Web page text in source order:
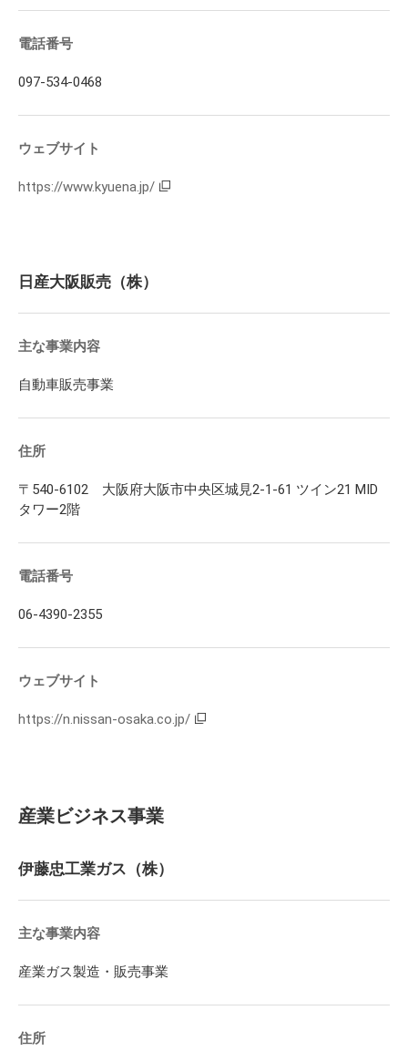
電話番号
097-534-0468
ウェブサイト
https://www.kyuena.jp/
日産大阪販売（株）
主な事業内容
自動車販売事業
住所
〒540-6102 大阪府大阪市中央区城見2-1-61 ツイン21 MID
タワー2階
電話番号
06-4390-2355
ウェブサイト
https://n.nissan-osaka.co.jp/
産業ビジネス事業
伊藤忠工業ガス（株）
主な事業内容
産業ガス製造・販売事業
住所